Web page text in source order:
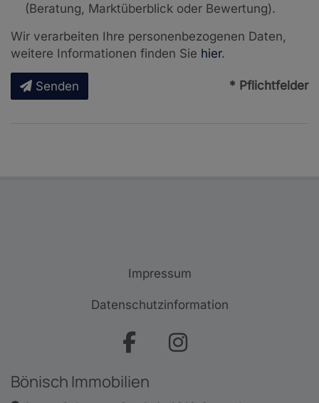
(Beratung, Marktüberblick oder Bewertung).
Wir verarbeiten Ihre personenbezogenen Daten,
weitere Informationen finden Sie hier.
Senden * Pflichtfelder
Impressum
Datenschutzinformation
Bönisch Immobilien